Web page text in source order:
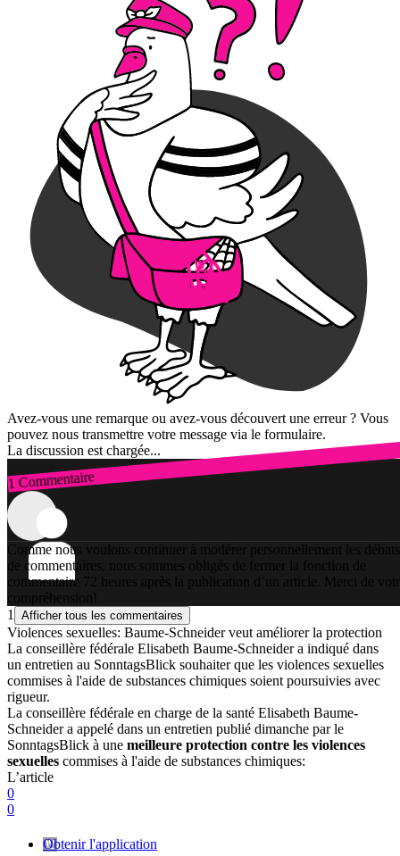
Avez-vous une remarque ou avez-vous découvert une erreur ? Vous
pouvez nous transmettre votre message via le formulaire.
La discussion est chargée...
1 Commentaire
Connexion
Comme nous voulons continuer à modérer personnellement les débats
de commentaires, nous sommes obligés de fermer la fonction de
commentaire 72 heures après la publication d’un article. Merci de
compréhension!
1
Afficher tous les commentaires
Violences sexuelles: Baume-Schneider veut améliorer la protection
La conseillère fédérale Elisabeth Baume-Schneider a indiqué dans
un entretien au SonntagsBlick souhaiter que les violences sexuelles
commises à l'aide de substances chimiques soient poursuivies avec
rigueur.
La conseillère fédérale en charge de la santé Elisabeth Baume-
Schneider a appelé dans un entretien publié dimanche par le
SonntagsBlick à une meilleure protection contre les violences
sexuelles commises à l'aide de substances chimiques:
L’article
0
0
Obtenir l'application